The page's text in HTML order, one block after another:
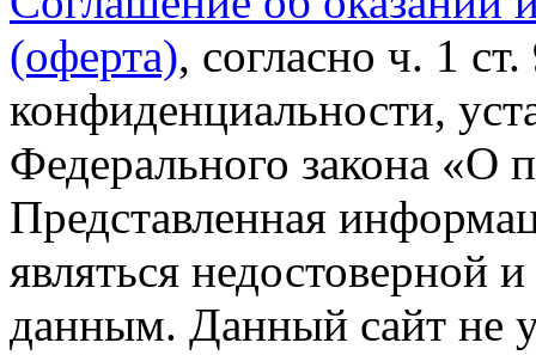
(оферта), согласно ч. 1
конфиденциальности,
Федерального закона «О
Представленная
являться недостоверной
данным. Данный сайт не